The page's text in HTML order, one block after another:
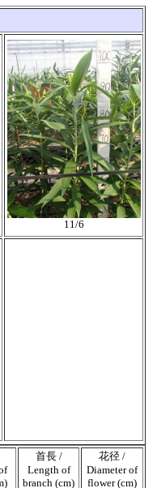
11/6
首長 /
Length of
branch (cm)
花径 /
Diameter of
flower (cm)